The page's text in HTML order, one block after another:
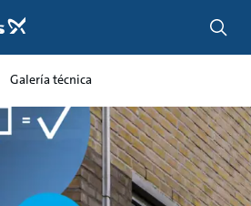
Galería técnica